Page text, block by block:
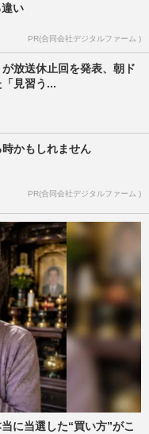
い
PR(合同会社デジタルファーム )
放送休止回を発表、朝ド
見習う...
かもしれません
PR(合同会社デジタルファーム )
に当選した“買い方”がこ